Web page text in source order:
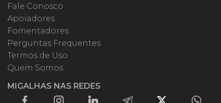
Fale Conosco
Apoiadores
Fomentadores
Perguntas Frequentes
Termos de Uso
Quem Somos
MIGALHAS NAS REDES